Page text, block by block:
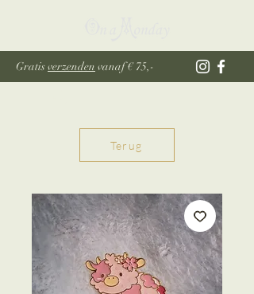
Gratisverzenden vanaf € 75,-
Terug